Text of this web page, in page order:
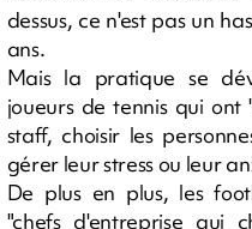
dessus, ce n'est pas un
ans.
Mais la pratique se
joueurs de tennis qui
staff, choisir les
gérer leur stress ou leur
De plus en plus, les
"chefs d'entreprise qui